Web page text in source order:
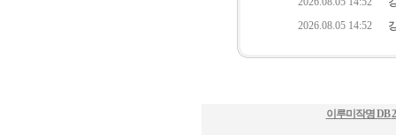
이루미작명 DB